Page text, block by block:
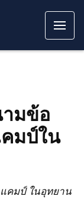
ามข้อ
มป์ใน
แคมป์ ในอุทยาน